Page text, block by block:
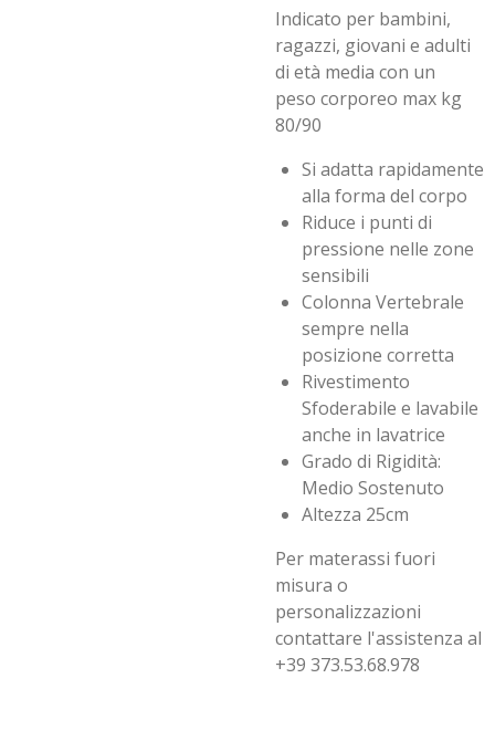
Indicato per bambini,
ragazzi, giovani e adulti
di età media con un
peso corporeo max kg
80/90
Si adatta rapidamente
alla forma del corpo
Riduce i punti di
pressione nelle zone
sensibili
Colonna Vertebrale
sempre nella
posizione corretta
Rivestimento
Sfoderabile e lavabile
anche in lavatrice
Grado di Rigidità:
Medio Sostenuto
Altezza 25cm
Per materassi fuori
misura o
personalizzazioni
contattare l'assistenza al
+39 373.53.68.978